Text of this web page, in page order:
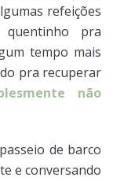
refeições
pra
tempo mais
pra recuperar
não
de barco
e conversando